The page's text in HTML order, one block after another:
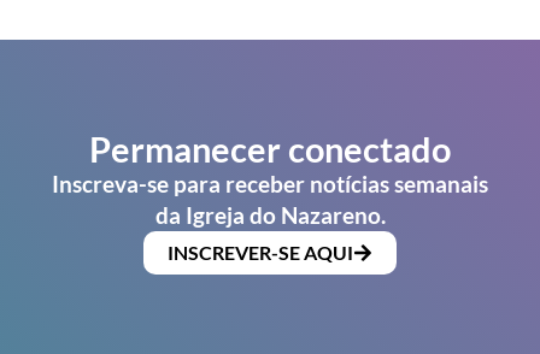
Permanecer conectado
Inscreva-se para receber notícias semanais
da Igreja do Nazareno.
INSCREVER-SE AQUI